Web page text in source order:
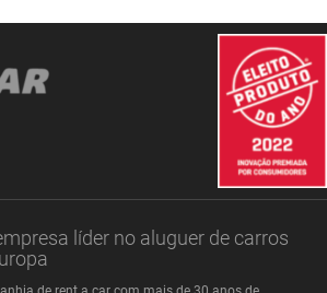
líder no aluguer de carros